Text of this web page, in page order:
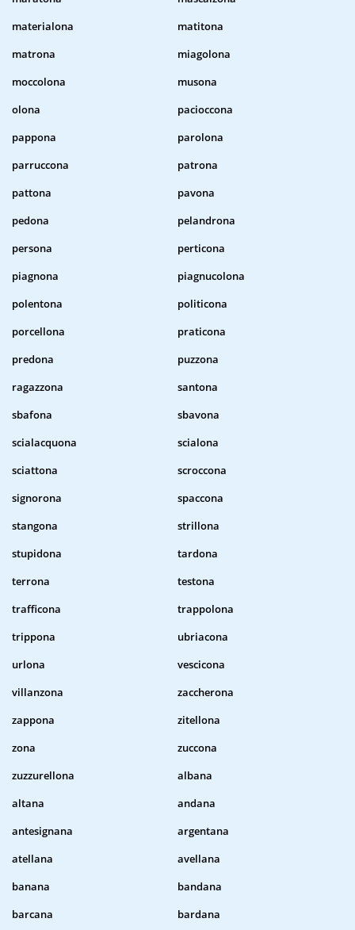
materialona
matitona
matrona
miagolona
moccolona
musona
olona
pacioccona
pappona
parolona
parruccona
patrona
pattona
pavona
pedona
pelandrona
persona
perticona
piagnona
piagnucolona
polentona
politicona
porcellona
praticona
predona
puzzona
ragazzona
santona
sbafona
sbavona
scialacquona
scialona
sciattona
scroccona
signorona
spaccona
stangona
strillona
stupidona
tardona
terrona
testona
trafficona
trappolona
trippona
ubriacona
urlona
vescicona
villanzona
zaccherona
zappona
zitellona
zona
zuccona
zuzzurellona
albana
altana
andana
antesignana
argentana
atellana
avellana
banana
bandana
barcana
bardana